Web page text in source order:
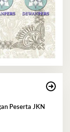
Peserta JKN